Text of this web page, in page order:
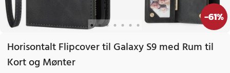
-61%
Horisontalt Flipcover til Galaxy S9 med Rum til
Kort og Mønter